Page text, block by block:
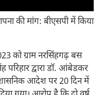
की मांग: बीएसपी में किया
को ग्राम नरसिंहगढ़ बस
परिहार द्वारा डॉ. आंबेडकर
आदेश पर 20 दिन में